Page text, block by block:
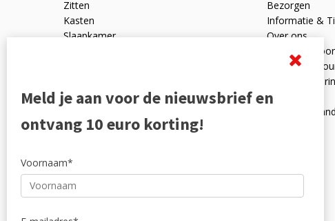
Zitten
Kasten
Slaapkamer
Outlet
Bezorgen
Informatie &
Over ons
Algemene
Ruilen en
Reviewpolicy
Meld je aan voor de nieuwsbrief en
ontvang 10 euro korting!
Voornaam*